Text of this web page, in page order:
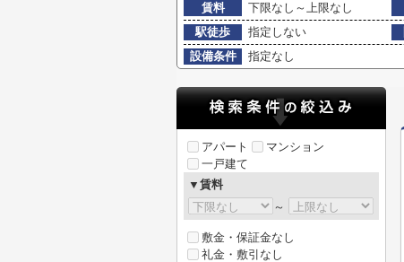
賃料
下限なし～上限なし
駅徒歩
指定しない
設備条件
指定なし
アパート
マンション
一戸建て
▼賃料
～
敷金・保証金なし
礼金・敷引なし